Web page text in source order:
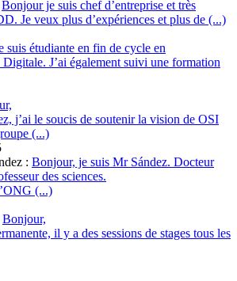
Bonjour je suis chef d’entreprise et très
Je veux plus d’expériences et plus de (...)
suis étudiante en fin de cycle en
J’ai également suivi une formation
j’ai le soucis de soutenir la vision de OSI
(...)
: Bonjour, je suis Mr Sández. Docteur
des sciences.
(...)
Bonjour,
il y a des sessions de stages tous les